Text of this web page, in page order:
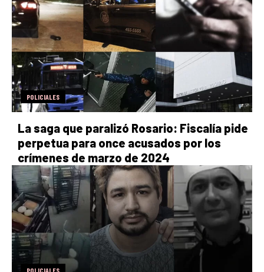
POLICIALES
La saga que paralizó Rosario: Fiscalía pide
perpetua para once acusados por los
crímenes de marzo de 2024
POLICIALES